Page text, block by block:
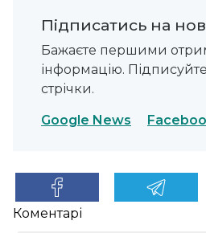
Підписатись на
Бажаєте першими
інформацію.
стрічки.
Google News
Коментарі